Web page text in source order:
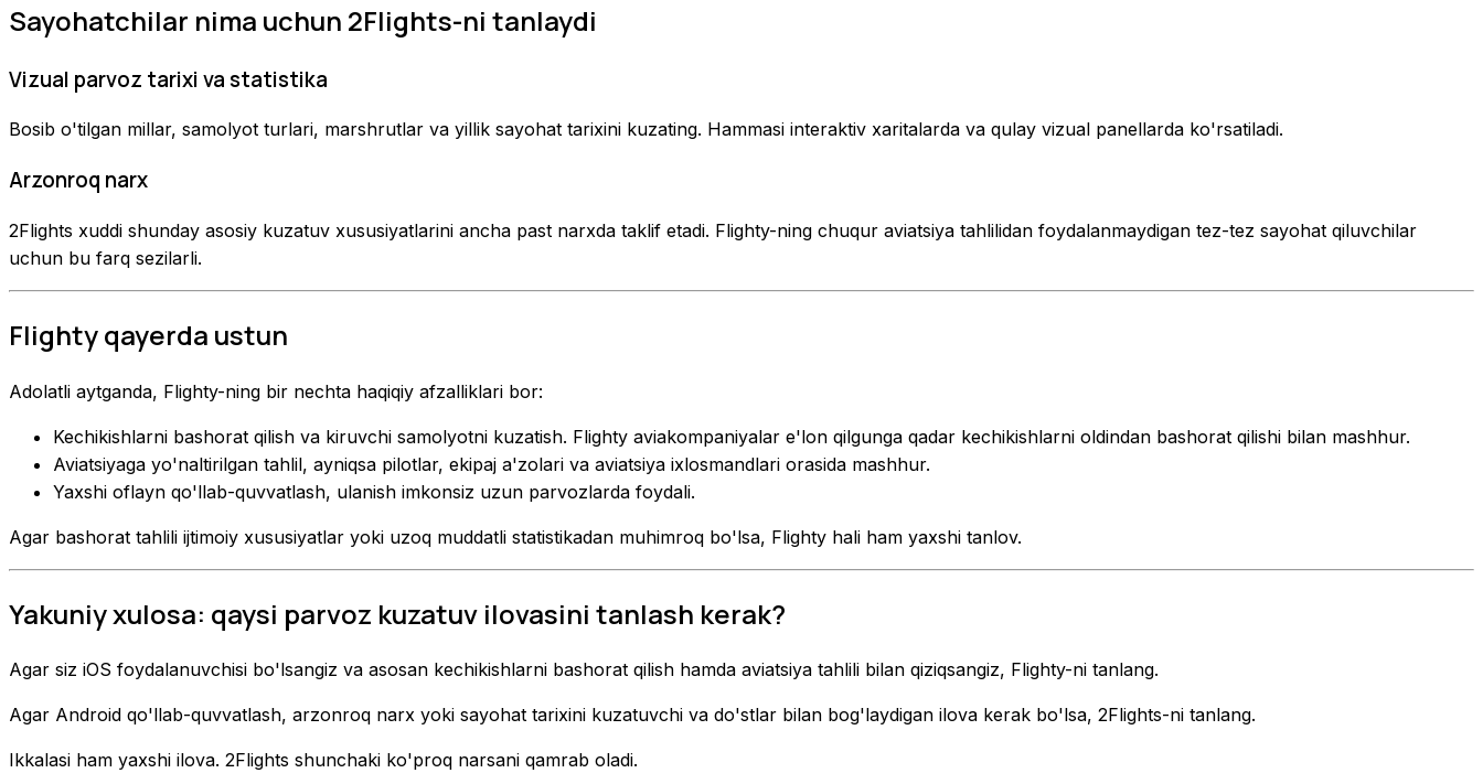
Sayohatchilar nima uchun 2Flights-ni tanlaydi
Vizual parvoz tarixi va statistika
Bosib o'tilgan millar, samolyot turlari, marshrutlar va yillik sayohat tarixini kuzating. Hammasi interaktiv xaritalarda va qulay vizual panellarda ko'rsatiladi.
Arzonroq narx
2Flights xuddi shunday asosiy kuzatuv xususiyatlarini ancha past narxda taklif etadi. Flighty-ning chuqur aviatsiya tahlilidan foydalanmaydigan tez-tez sayohat qiluvchilar
uchun bu farq sezilarli.
Flighty qayerda ustun
Adolatli aytganda, Flighty-ning bir nechta haqiqiy afzalliklari bor:
Kechikishlarni bashorat qilish va kiruvchi samolyotni kuzatish. Flighty aviakompaniyalar e'lon qilgunga qadar kechikishlarni oldindan bashorat qilishi bilan mashhur.
Aviatsiyaga yo'naltirilgan tahlil, ayniqsa pilotlar, ekipaj a'zolari va aviatsiya ixlosmandlari orasida mashhur.
Yaxshi oflayn qo'llab-quvvatlash, ulanish imkonsiz uzun parvozlarda foydali.
Agar bashorat tahlili ijtimoiy xususiyatlar yoki uzoq muddatli statistikadan muhimroq bo'lsa, Flighty hali ham yaxshi tanlov.
Yakuniy xulosa: qaysi parvoz kuzatuv ilovasini tanlash kerak?
Agar siz iOS foydalanuvchisi bo'lsangiz va asosan kechikishlarni bashorat qilish hamda aviatsiya tahlili bilan qiziqsangiz, Flighty-ni tanlang.
Agar Android qo'llab-quvvatlash, arzonroq narx yoki sayohat tarixini kuzatuvchi va do'stlar bilan bog'laydigan ilova kerak bo'lsa, 2Flights-ni tanlang.
Ikkalasi ham yaxshi ilova. 2Flights shunchaki ko'proq narsani qamrab oladi.